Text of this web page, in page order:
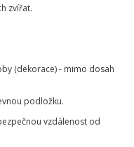
zvířat.
(dekorace) - mimo dosah
podložku.
vzdálenost od